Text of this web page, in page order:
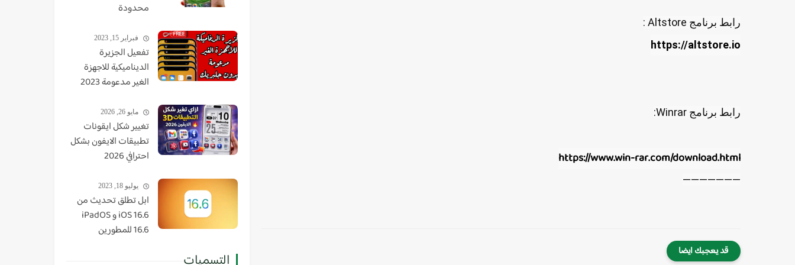
رابط برنامج Altstore :
https://altstore.io
رابط برنامج Winrar:
https://www.win-rar.com/download.html
———————
قد يعجبك ايضا
محدودة
فبراير 15, 2023
تفعيل الجزيرة
الديناميكية للاجهزة
الغير مدعومة 2023
مايو 26, 2026
تغيير شكل ايقونات
تطبيقات الايفون بشكل
احترافي 2026
يوليو 18, 2023
ابل تطلق تحديث من
iOS 16.6 و iPadOS
16.6 للمطورين